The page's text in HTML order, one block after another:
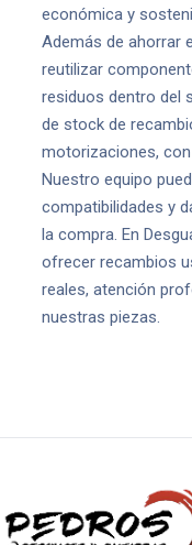
económica y
Además de ahorrar
reutilizar
residuos dentro del
de stock de
motorizaciones, con
Nuestro equipo
compatibilidades y
la compra. En
ofrecer recambios
reales, atención
nuestras piezas.